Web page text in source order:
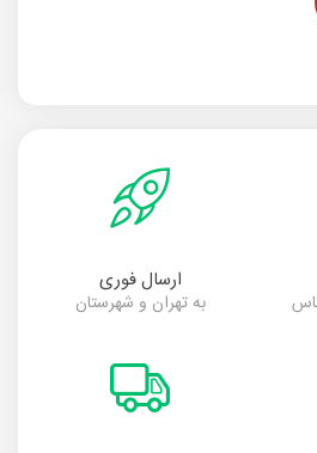
ارسال فوری
به تهران و شهرستان